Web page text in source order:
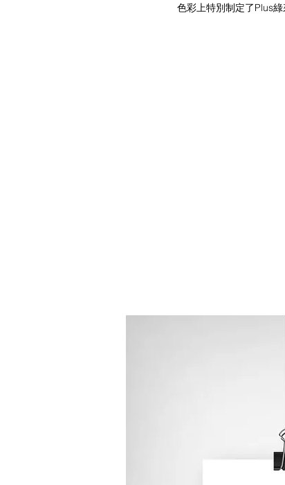
色彩上特別制定了Plus